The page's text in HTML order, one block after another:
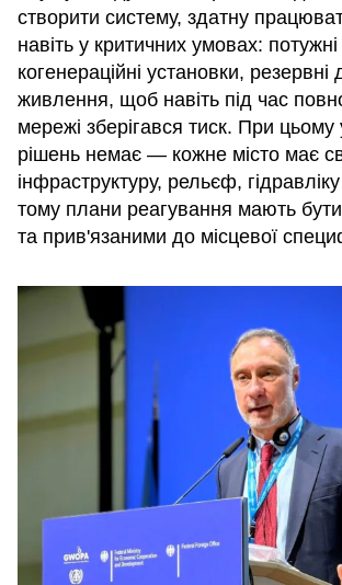
створити систему, здатну
навіть у критичних умовах:
когенераційні установки,
живлення, щоб навіть під час
мережі зберігався тиск. При цьому
рішень немає — кожне місто має
інфраструктуру, рельєф,
тому плани реагування мають
та прив'язаними до місцевої